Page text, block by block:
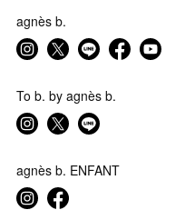
agnès b.
To b. by agnès b.
agnès b. ENFANT